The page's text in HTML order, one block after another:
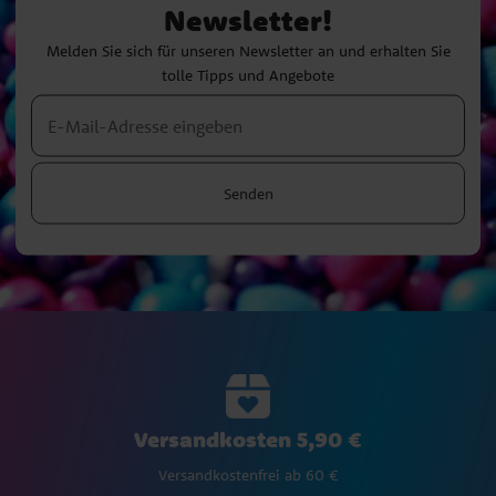
Newsletter!
Melden Sie sich für unseren Newsletter an und erhalten Sie
tolle Tipps und Angebote
Senden
Versandkosten 5,90 €
Versandkostenfrei ab 60 €